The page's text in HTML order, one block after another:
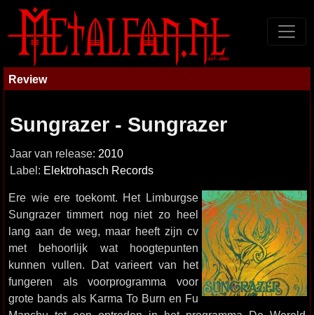
Review
Sungrazer - Sungrazer
Jaar van release: 2010
Label: Elektrohasch Records
Ere wie ere toekomt. Het Limburgse
Sungrazer timmert nog niet zo heel
lang aan de weg, maar heeft zijn cv
met behoorlijk wat hoogtepunten
kunnen vullen. Dat varieert van het
fungeren als voorprogramma voor
grote bands als Karma To Burn en Fu